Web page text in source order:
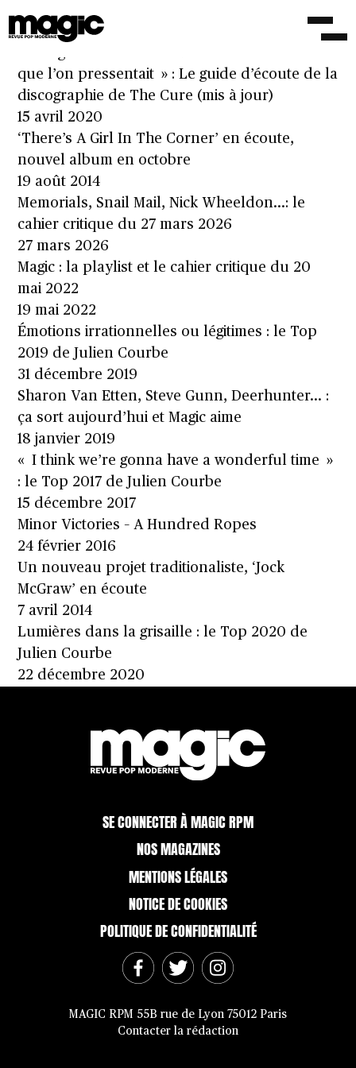
16 janvier 2019
que l’on pressentait » : Le guide d’écoute de la
discographie de The Cure (mis à jour)
15 avril 2020
‘There’s A Girl In The Corner’ en écoute,
nouvel album en octobre
19 août 2014
Memorials, Snail Mail, Nick Wheeldon…: le
cahier critique du 27 mars 2026
27 mars 2026
Magic : la playlist et le cahier critique du 20
mai 2022
19 mai 2022
Émotions irrationnelles ou légitimes : le Top
2019 de Julien Courbe
31 décembre 2019
Sharon Van Etten, Steve Gunn, Deerhunter… :
ça sort aujourd’hui et Magic aime
18 janvier 2019
« I think we’re gonna have a wonderful time »
: le Top 2017 de Julien Courbe
15 décembre 2017
Minor Victories – A Hundred Ropes
24 février 2016
Un nouveau projet traditionaliste, ‘Jock
McGraw’ en écoute
7 avril 2014
Lumières dans la grisaille : le Top 2020 de
Julien Courbe
22 décembre 2020
SE CONNECTER À MAGIC RPM
NOS MAGAZINES
MENTIONS LÉGALES
NOTICE DE COOKIES
POLITIQUE DE CONFIDENTIALITÉ
MAGIC RPM 55B rue de Lyon 75012 Paris
Contacter la rédaction